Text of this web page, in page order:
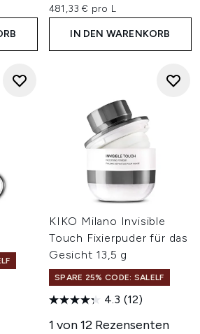
481,33 € pro L
IN DEN WARENKORB
KIKO Milano Invisible
Touch Fixierpuder für das
Gesicht 13,5 g
SPARE 25% CODE: SALELF
4.3 (12)
1 von 12 Rezensenten